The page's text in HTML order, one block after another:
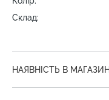
Склад:
НАЯВНІСТЬ В